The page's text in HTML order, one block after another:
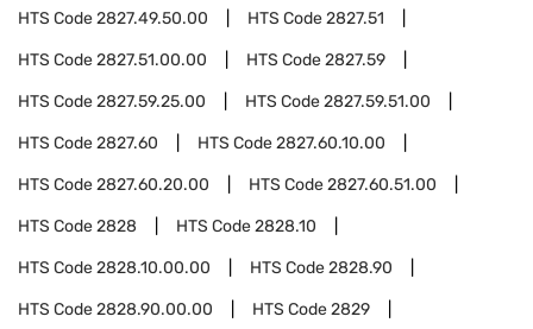
HTS Code2827.49.50.00 HTS Code2827.51
HTS Code2827.51.00.00 HTS Code2827.59
HTS Code2827.59.25.00 HTS Code2827.59.51.00
HTS Code2827.60 HTS Code2827.60.10.00
HTS Code2827.60.20.00 HTS Code2827.60.51.00
HTS Code2828 HTS Code2828.10
HTS Code2828.10.00.00 HTS Code2828.90
HTS Code2828.90.00.00 HTS Code2829